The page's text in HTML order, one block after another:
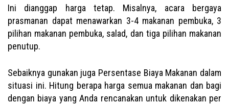
Ini dianggap harga tetap. Misalnya, acara bergaya
prasmanan dapat menawarkan 3-4 makanan pembuka, 3
pilihan makanan pembuka, salad, dan tiga pilihan makanan
penutup.
Sebaiknya gunakan juga Persentase Biaya Makanan dalam
situasi ini. Hitung berapa harga semua makanan dan bagi
dengan biaya yang Anda rencanakan untuk dikenakan per